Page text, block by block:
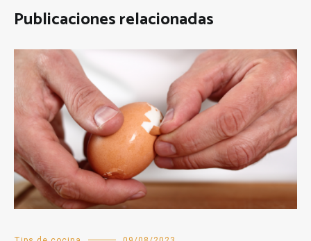
Publicaciones relacionadas